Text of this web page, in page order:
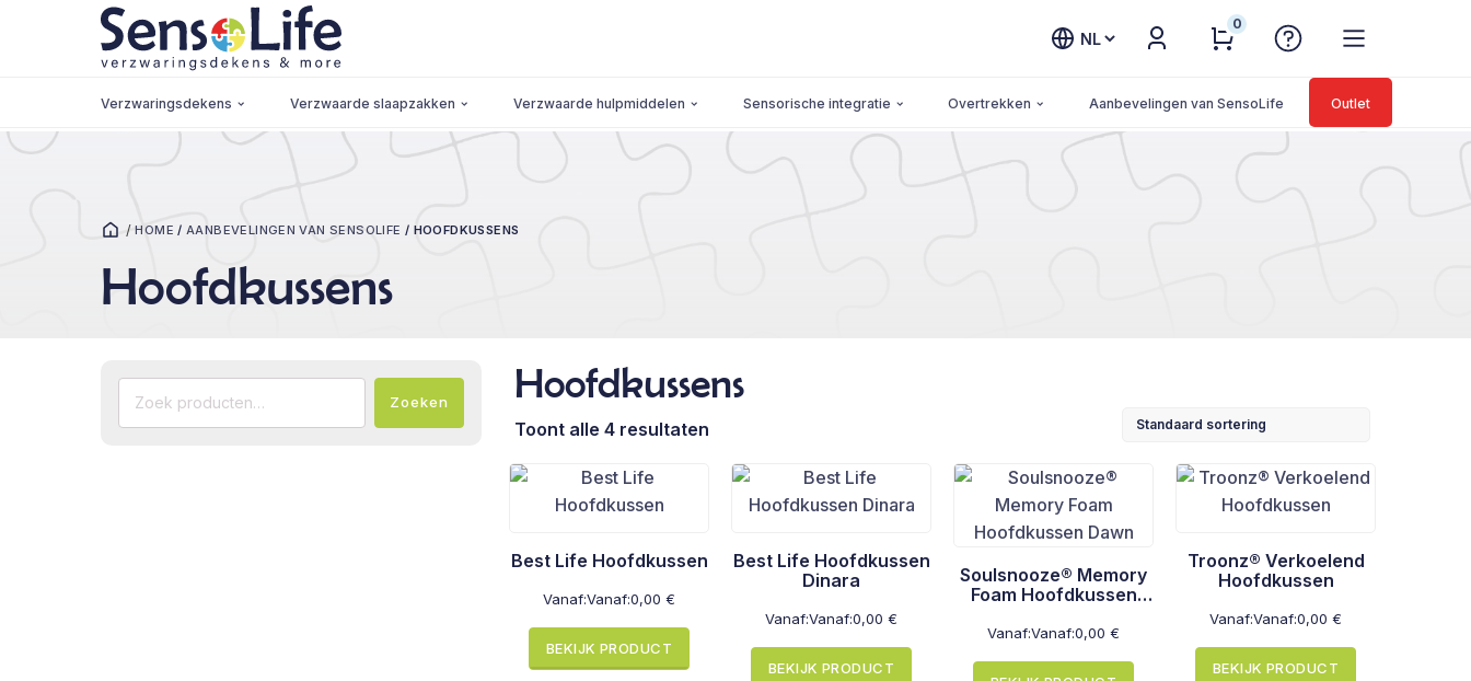
Kies
0
Verzwaringsdekens Verzwaarde slaapzakken Verzwaarde hulpmiddelen Sensorische integratie Overtrekken Aanbevelingen van SensoLife Outlet
/ HOME / AANBEVELINGEN VAN SENSOLIFE / HOOFDKUSSENS
Hoofdkussens
Zoeken
Zoeken Hoofdkussens
Toont alle 4 resultaten
Best Life Hoofdkussen
Vanaf:Vanaf:0,00 €
BEKIJK PRODUCT
Best Life Hoofdkussen
Dinara
Vanaf:Vanaf:0,00 €
BEKIJK PRODUCT
Soulsnooze® Memory
Foam Hoofdkussen
Vanaf:Vanaf:0,00 €
Troonz® Verkoelend
Hoofdkussen
Vanaf:Vanaf:0,00 €
BEKIJK PRODUCT